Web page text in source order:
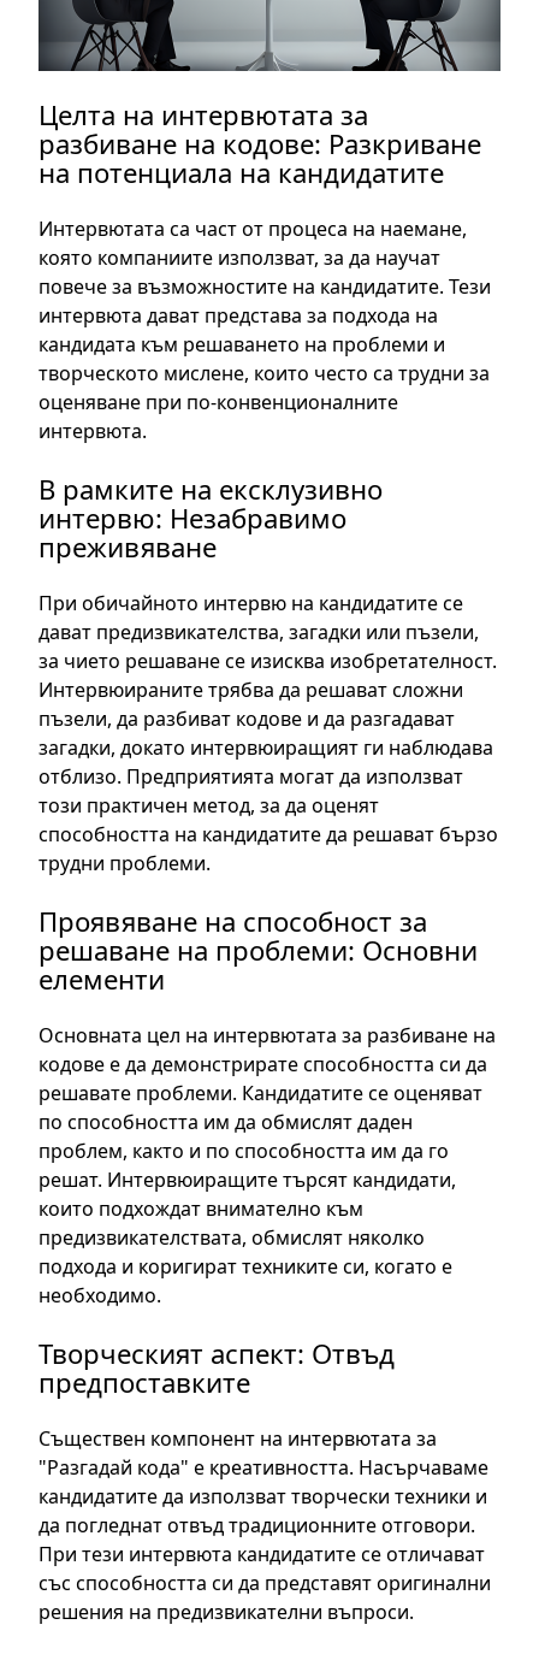
Целта на интервютата за
разбиване на кодове: Разкриване
на потенциала на кандидатите
Интервютата са част от процеса на наемане,
която компаниите използват, за да научат
повече за възможностите на кандидатите. Тези
интервюта дават представа за подхода на
кандидата към решаването на проблеми и
творческото мислене, които често са трудни за
оценяване при по-конвенционалните
интервюта.
В рамките на ексклузивно
интервю: Незабравимо
преживяване
При обичайното интервю на кандидатите се
дават предизвикателства, загадки или пъзели,
за чието решаване се изисква изобретателност.
Интервюираните трябва да решават сложни
пъзели, да разбиват кодове и да разгадават
загадки, докато интервюиращият ги наблюдава
отблизо. Предприятията могат да използват
този практичен метод, за да оценят
способността на кандидатите да решават бързо
трудни проблеми.
Проявяване на способност за
решаване на проблеми: Основни
елементи
Основната цел на интервютата за разбиване на
кодове е да демонстрирате способността си да
решавате проблеми. Кандидатите се оценяват
по способността им да обмислят даден
проблем, както и по способността им да го
решат. Интервюиращите търсят кандидати,
които подхождат внимателно към
предизвикателствата, обмислят няколко
подхода и коригират техниките си, когато е
необходимо.
Творческият аспект: Отвъд
предпоставките
Съществен компонент на интервютата за
"Разгадай кода" е креативността. Насърчаваме
кандидатите да използват творчески техники и
да погледнат отвъд традиционните отговори.
При тези интервюта кандидатите се отличават
със способността си да представят оригинални
решения на предизвикателни въпроси.